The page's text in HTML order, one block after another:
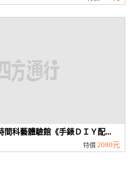
間科藝體驗館《手錶ＤＩＹ配...
特價 2080元